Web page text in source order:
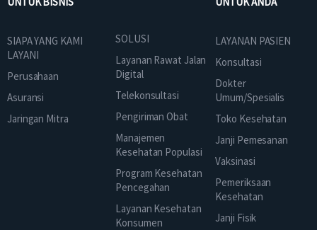
SIAPA YANG KAMI
LAYANI
Perusahaan
Asuransi
Jaringan Mitra
SOLUSI
Layanan Rawat Jalan
Digital
Telekonsultasi
Pengiriman Obat
Manajemen
Kesehatan Populasi
Program Kesehatan
Pencegahan
Layanan Kesehatan
Konsumen
LAYANAN PASIEN
Konsultasi
Dokter
Umum/Spesialis
Toko Kesehatan
Janji Pemesanan
Vaksinasi
Pemeriksaan
Kesehatan
Janji Fisik